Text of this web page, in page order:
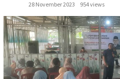
28 November 2023
954 views